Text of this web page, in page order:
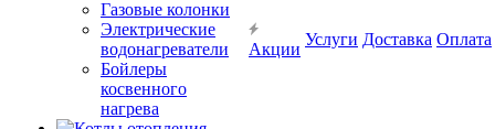
Газовые колонки
Электрические
водонагреватели
Бойлеры
косвенного
нагрева
Акции
Услуги Доставка Оплата